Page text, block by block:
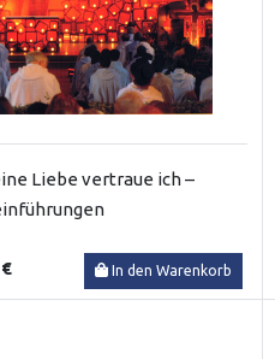
Liebe vertraue ich –
In den Warenkorb